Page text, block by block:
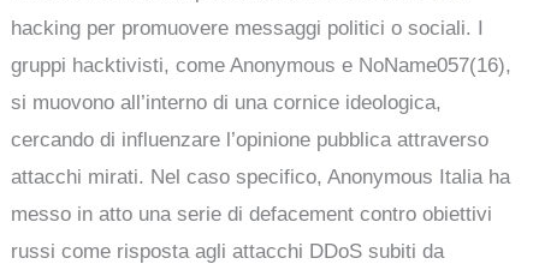
hacking per promuovere messaggi politici o sociali. I
gruppi hacktivisti, come Anonymous e NoName057(16),
si muovono all’interno di una cornice ideologica,
cercando di influenzare l’opinione pubblica attraverso
attacchi mirati. Nel caso specifico, Anonymous Italia ha
messo in atto una serie di defacement contro obiettivi
russi come risposta agli attacchi DDoS subiti da